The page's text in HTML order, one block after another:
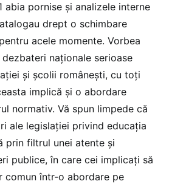
abia pornise și analizele interne
drept o schimbare
acele momente. Vorbea
naționale serioase
și școlii românești, cu toți
implică și o abordare
normativ. Vă spun limpede că
ale legislației privind educația
prin filtrul unei atente și
publice, în care cei implicați să
comun într-o abordare pe